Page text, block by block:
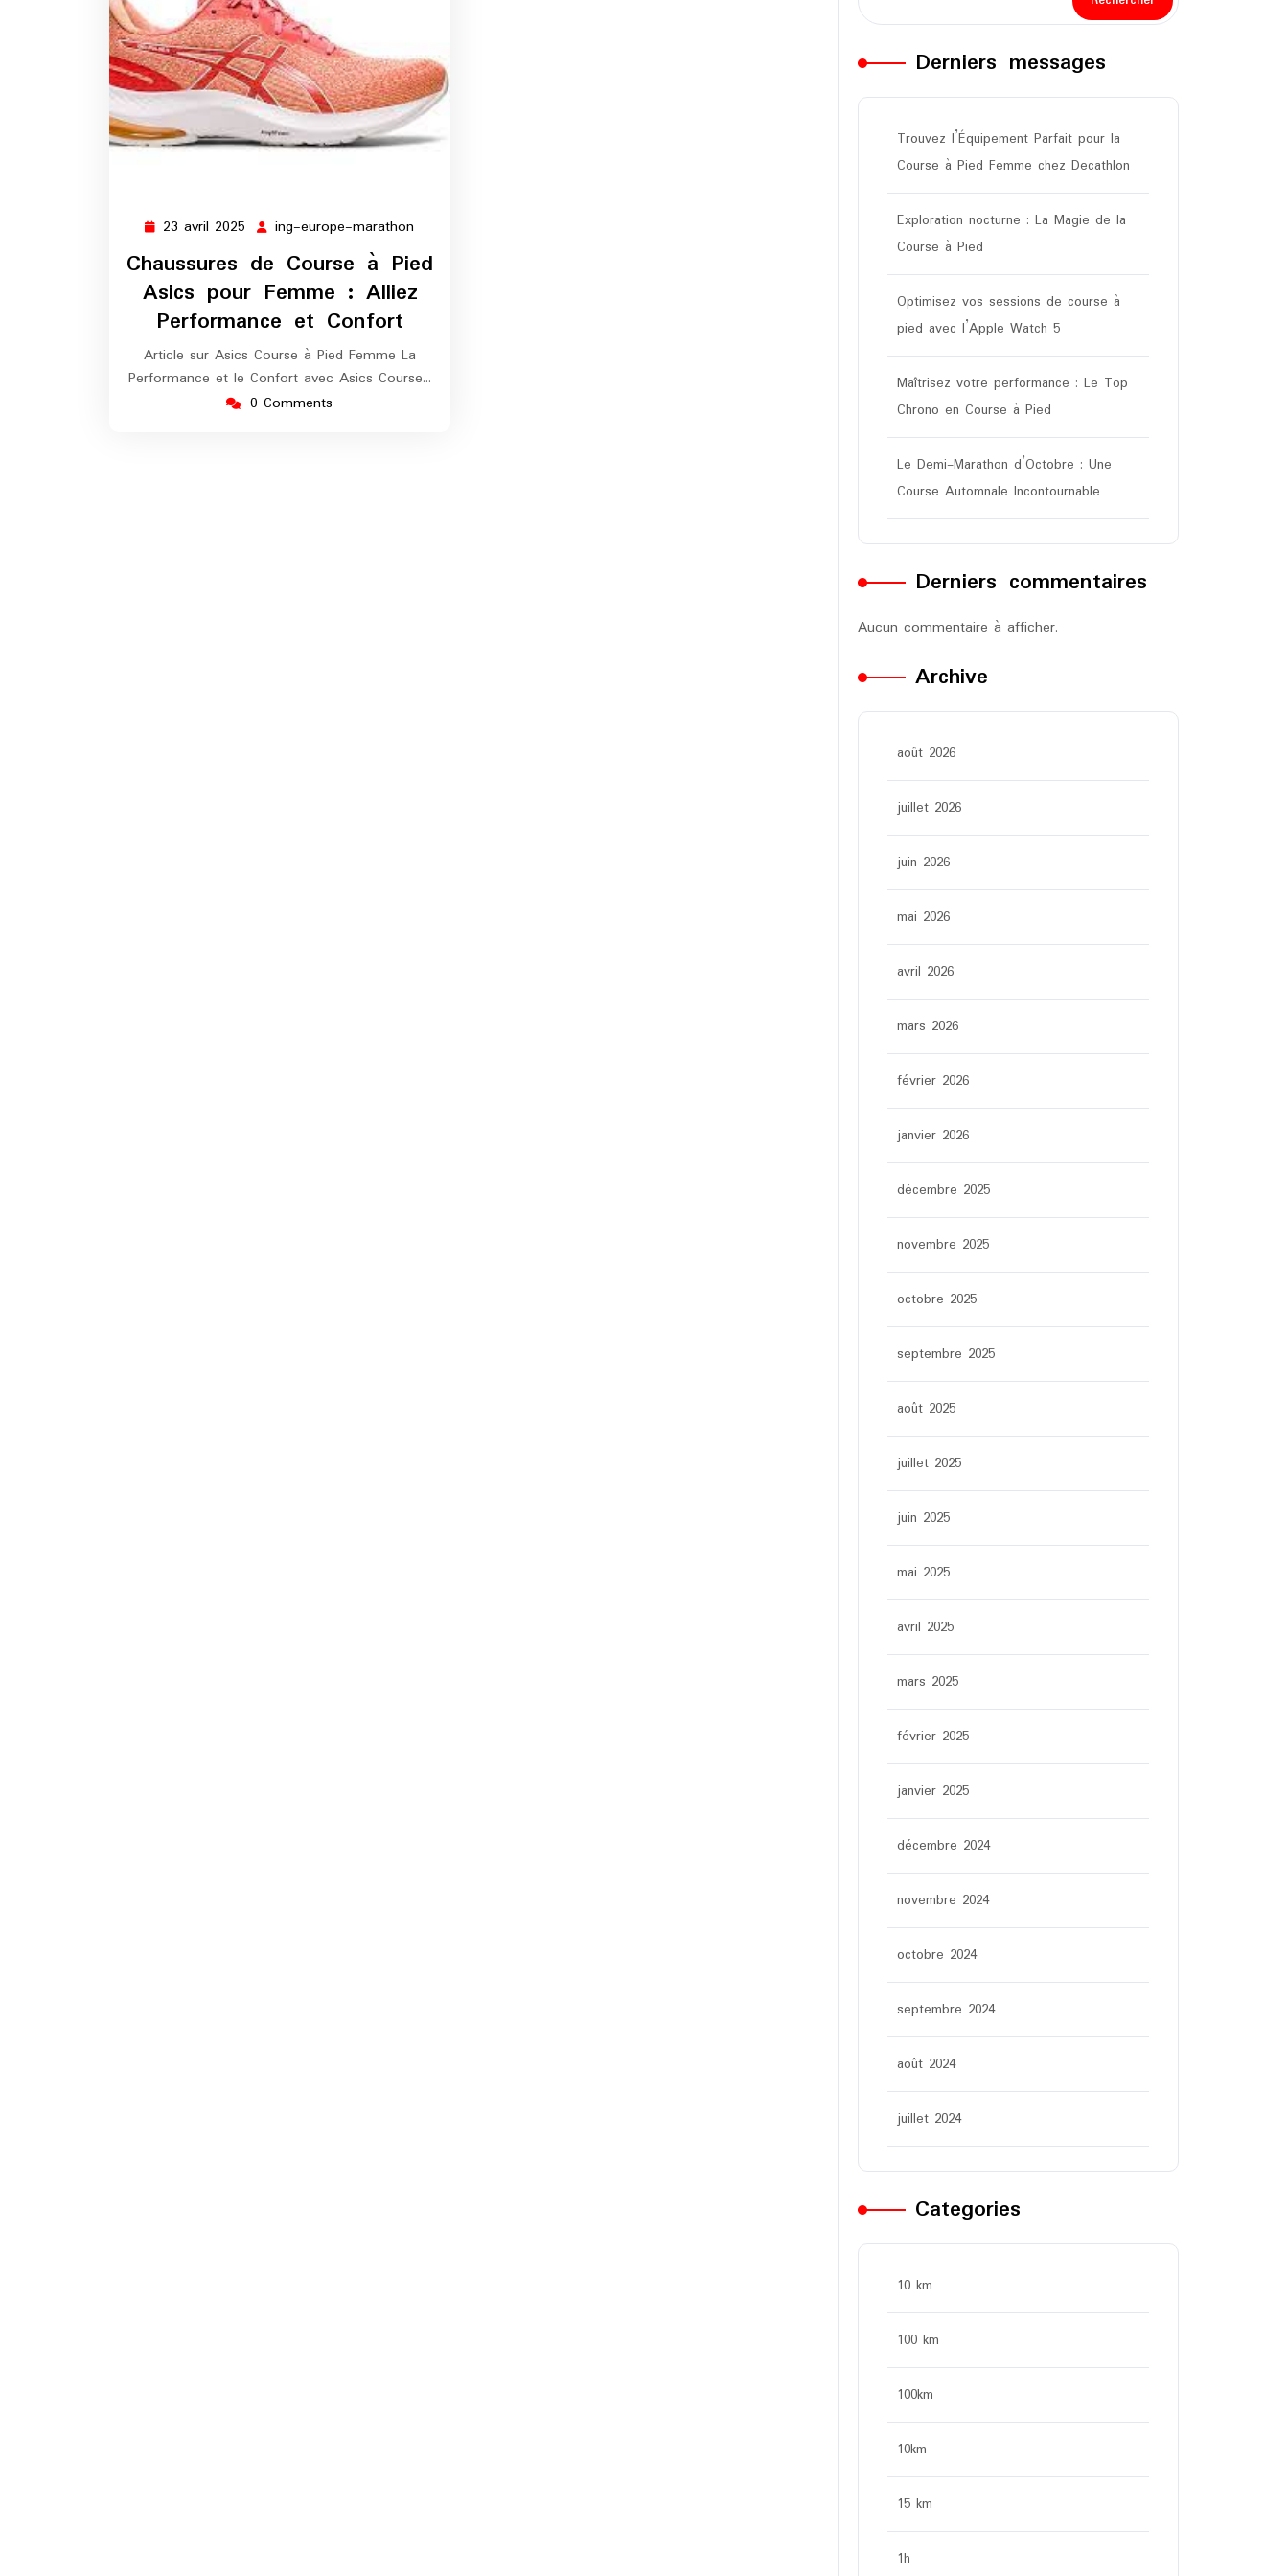
23 avril 2025 23
avril
2025
ing-europe-marathon
europe-
marathon
Chaussures de Course à Pied
Asics pour Femme : Alliez
Performance et Confort
Article sur Asics Course à Pied Femme La
Performance et le Confort avec Asics Course…
0 Comments
Derniers messages
Trouvez l’Équipement Parfait pour la
Course à Pied Femme chez Decathlon
Exploration nocturne : La Magie de la
Course à Pied
Optimisez vos sessions de course à
pied avec l’Apple Watch 5
Maîtrisez votre performance : Le Top
Chrono en Course à Pied
Le Demi-Marathon d’Octobre : Une
Course Automnale Incontournable
Derniers commentaires
Aucun commentaire à afficher.
Archive
août 2026
juillet 2026
juin 2026
mai 2026
avril 2026
mars 2026
février 2026
janvier 2026
décembre 2025
novembre 2025
octobre 2025
septembre 2025
août 2025
juillet 2025
juin 2025
mai 2025
avril 2025
mars 2025
février 2025
janvier 2025
décembre 2024
novembre 2024
octobre 2024
septembre 2024
août 2024
juillet 2024
Categories
10 km
100 km
100km
10km
15 km
1h